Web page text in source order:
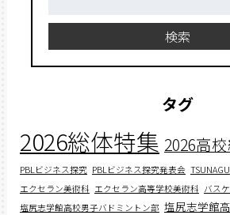
検索
タグ
2026総体特集 2026高
PBLビジネス探究 PBLビジネス探究発表会 TSUNAGU
エクセラン美術科 エクセラン高等学校美術科 バス
塩尻志学館高校男子バドミントン部 塩尻志学館